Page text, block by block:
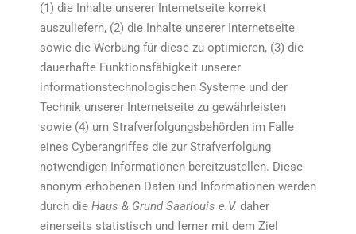
(1) die Inhalte unserer Internetseite korrekt
auszuliefern, (2) die Inhalte unserer Internetseite
sowie die Werbung für diese zu optimieren, (3) die
dauerhafte Funktionsfähigkeit unserer
informationstechnologischen Systeme und der
Technik unserer Internetseite zu gewährleisten
sowie (4) um Strafverfolgungsbehörden im Falle
eines Cyberangriffes die zur Strafverfolgung
notwendigen Informationen bereitzustellen. Diese
anonym erhobenen Daten und Informationen werden
durch die Haus & Grund Saarlouis e.V. daher
einerseits statistisch und ferner mit dem Ziel